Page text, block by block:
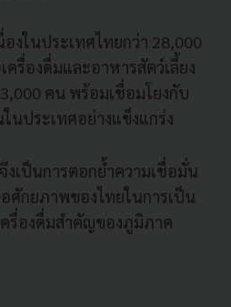
งในประเทศไทยกว่า 28,000
รื่องดื่มและอาหารสัตว์เลี้ยง
คน พร้อมเชื่อมโยงกับ
ประเทศอย่างแข็งแกร่ง
งเป็นการตอกย้ำความเชื่อมั่น
กยภาพของไทยในการเป็น
รื่องดื่มสำคัญของภูมิภาค